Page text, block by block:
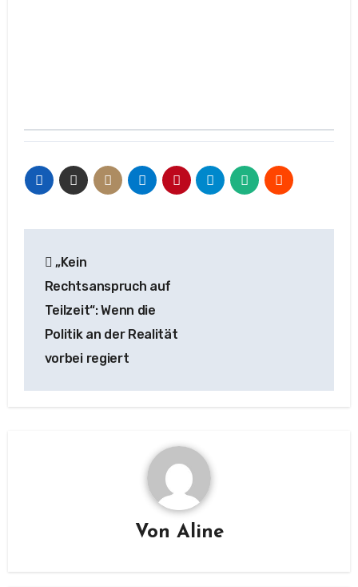
„Kein
Rechtsanspruch auf
Teilzeit“: Wenn die
Politik an der Realität
vorbei regiert
Von Aline